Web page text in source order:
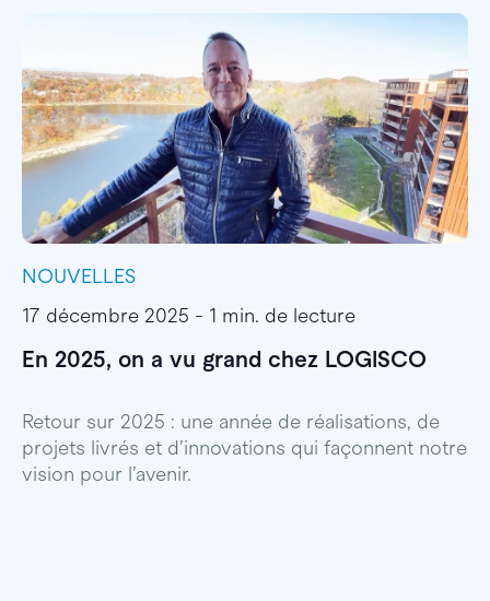
NOUVELLES
17 décembre 2025 - 1 min. de lecture
En 2025, on a vu grand chez LOGISCO
Retour sur 2025 : une année de réalisations, de
projets livrés et d’innovations qui façonnent notre
vision pour l’avenir.